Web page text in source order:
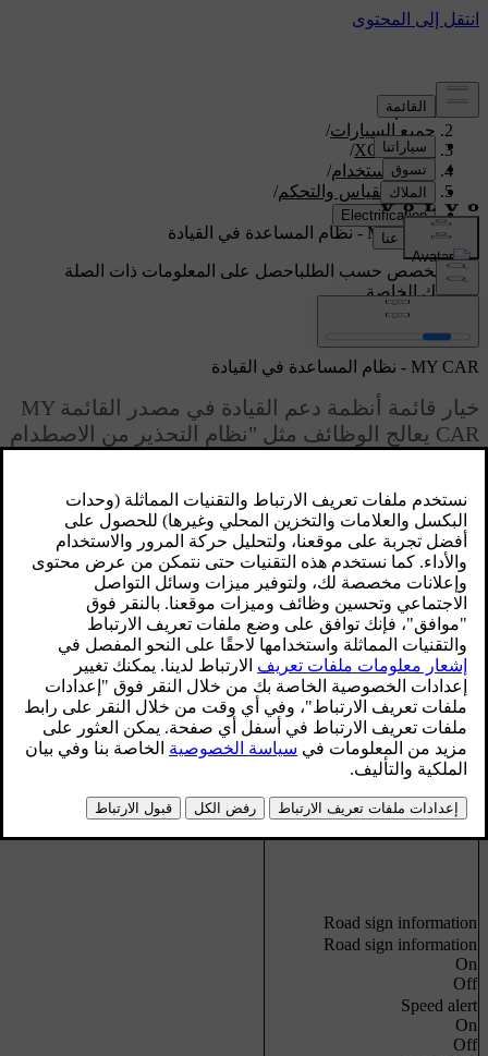
الدعم/
جميع السيارات/
XC70 2016
/
دليل الاستخدام/
اجهزة القياس والتحكم/
سيارتي/
MY CAR - نظام المساعدة في القيادة
دعم مخصص حسب الطلباحصل على المعلومات ذات الصلة
بسيارتك الخاصة.
تسجيل الدخول
محدّث ٠٨‏/٠٦‏/٢٠٢٣
MY CAR - نظام المساعدة في القيادة
خيار قائمة أنظمة دعم القيادة في مصدر القائمة MY
CAR يعالج الوظائف مثل "نظام التحذير من الاصطدام
Driver support system اقرأ عن
Collision warning
Collision warning
On
Off
Warning distance
Short
Normal
Long
Warning sound
On
Off
Road sign information
Road sign information
On
Off
Speed alert
On
Off